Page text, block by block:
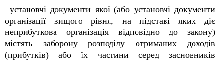
установчі документи якої (або установчі документи
організації вищого рівня, на підставі яких діє
неприбуткова організація відповідно до закону)
містять заборону розподілу отриманих доходів
(прибутків) або їх частини серед засновників